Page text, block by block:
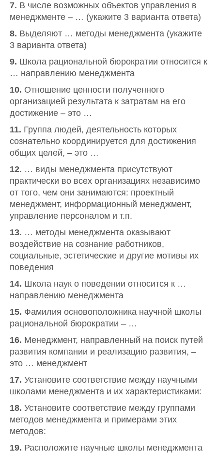
7. В числе возможных объектов управления в
менеджменте – … (укажите 3 варианта ответа)
8. Выделяют … методы менеджмента (укажите
3 варианта ответа)
9. Школа рациональной бюрократии относится к
… направлению менеджмента
10. Отношение ценности полученного
организацией результата к затратам на его
достижение – это …
11. Группа людей, деятельность которых
сознательно координируется для достижения
общих целей, – это …
12. … виды менеджмента присутствуют
практически во всех организациях независимо
от того, чем они занимаются: проектный
менеджмент, информационный менеджмент,
управление персоналом и т.п.
13. … методы менеджмента оказывают
воздействие на сознание работников,
социальные, эстетические и другие мотивы их
поведения
14. Школа наук о поведении относится к …
направлению менеджмента
15. Фамилия основоположника научной школы
рациональной бюрократии – …
16. Менеджмент, направленный на поиск путей
развития компании и реализацию развития, –
это … менеджмент
17. Установите соответствие между научными
школами менеджмента и их характеристиками:
18. Установите соответствие между группами
методов менеджмента и примерами этих
методов:
19. Расположите научные школы менеджмента